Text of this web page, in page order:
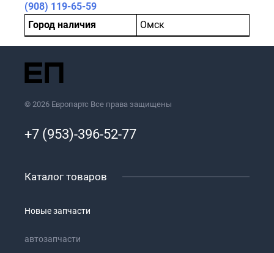
(908) 119-65-59
Город наличия
Омск
© 2026 Европартс Все права защищены
+7 (953)-396-52-77
Каталог товаров
Новые запчасти
автозапчасти